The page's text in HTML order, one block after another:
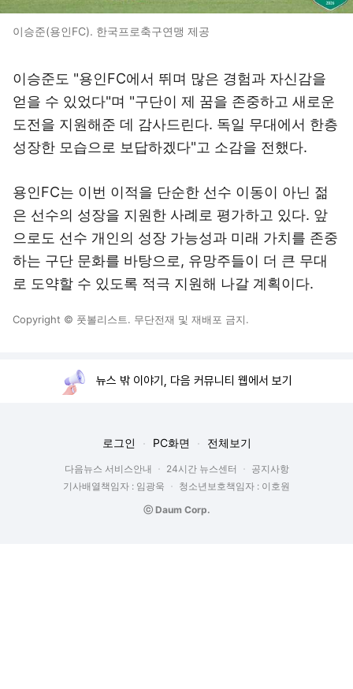
이승준(용인FC). 한국프로축구연맹 제공
이승준도 "용인FC에서 뛰며 많은 경험과 자신감을
얻을 수 있었다"며 "구단이 제 꿈을 존중하고 새로운
도전을 지원해준 데 감사드린다. 독일 무대에서 한층
성장한 모습으로 보답하겠다"고 소감을 전했다.
용인FC는 이번 이적을 단순한 선수 이동이 아닌 젊
은 선수의 성장을 지원한 사례로 평가하고 있다. 앞
으로도 선수 개인의 성장 가능성과 미래 가치를 존중
하는 구단 문화를 바탕으로, 유망주들이 더 큰 무대
로 도약할 수 있도록 적극 지원해 나갈 계획이다.
Copyright © 풋볼리스트. 무단전재 및 재배포 금지.
뉴스 밖 이야기, 다음 커뮤니티 웹에서 보기
로그인 PC화면 전체보기
다음뉴스 서비스안내 24시간 뉴스센터
공지사항
기사배열책임자 : 임광욱
청소년보호책임자 : 이호원
ⓒ Daum Corp.